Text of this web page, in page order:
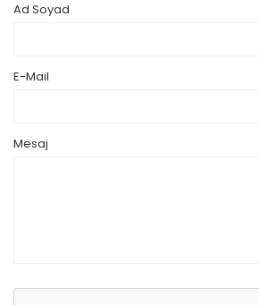
Ad Soyad
E-Mail
Mesaj